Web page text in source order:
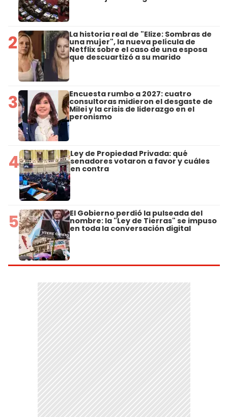
2 La historia real de "Elize: Sombras de
una mujer", la nueva película de
Netflix sobre el caso de una esposa
que descuartizó a su marido
3 Encuesta rumbo a 2027: cuatro
consultoras midieron el desgaste de
Milei y la crisis de liderazgo en el
peronismo
4 Ley de Propiedad Privada: qué
senadores votaron a favor y cuáles
en contra
5 El Gobierno perdió la pulseada del
nombre: la "Ley de Tierras" se impuso
en toda la conversación digital